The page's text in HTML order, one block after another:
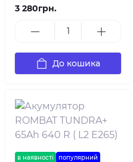
3 280грн.
До кошика
в наявності популярний